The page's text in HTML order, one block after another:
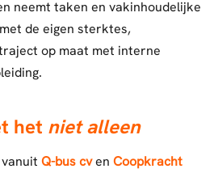
neemt taken en vakinhoudelijke
de eigen sterktes,
op maat met interne
het niet alleen
Q-bus cven Coopkracht